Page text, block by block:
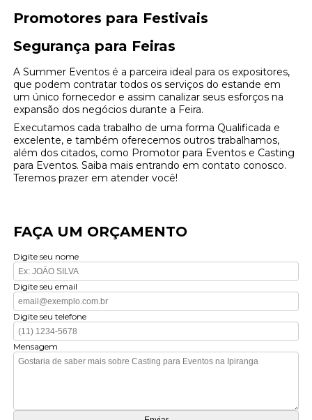
Promotores para Festivais
Segurança para Feiras
A Summer Eventos é a parceira ideal para os expositores,
que podem contratar todos os serviços do estande em
um único fornecedor e assim canalizar seus esforços na
expansão dos negócios durante a Feira.
Executamos cada trabalho de uma forma Qualificada e
excelente, e também oferecemos outros trabalhamos,
além dos citados, como Promotor para Eventos e Casting
para Eventos. Saiba mais entrando em contato conosco.
Teremos prazer em atender você!
FAÇA UM ORÇAMENTO
Digite seu nome
Digite seu email
Digite seu telefone
Mensagem